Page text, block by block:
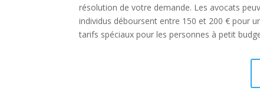
résolution de votre demande. Les avocats
individus déboursent entre 150 et 200 € pour
tarifs spéciaux pour les personnes à petit